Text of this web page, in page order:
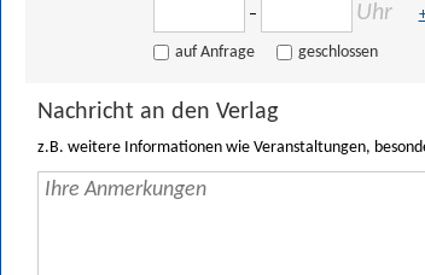
– Uhr
auf Anfrage geschlossen
Nachricht an den Verlag
z.B. weitere Informationen wie Veranstaltungen,